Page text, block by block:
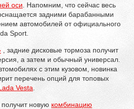
оси . Напомним, что сейчас весь
задними барабанными
автомобилей от официального
Sport.
, задние дисковые тормоза получит
а затем и обычный универсал.
с этим кузовом, новинка
перечень опций для топовых
Vesta
новую комбинацию